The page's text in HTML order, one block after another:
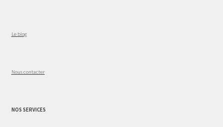
Le blog
Nous contacter
NOS SERVICES